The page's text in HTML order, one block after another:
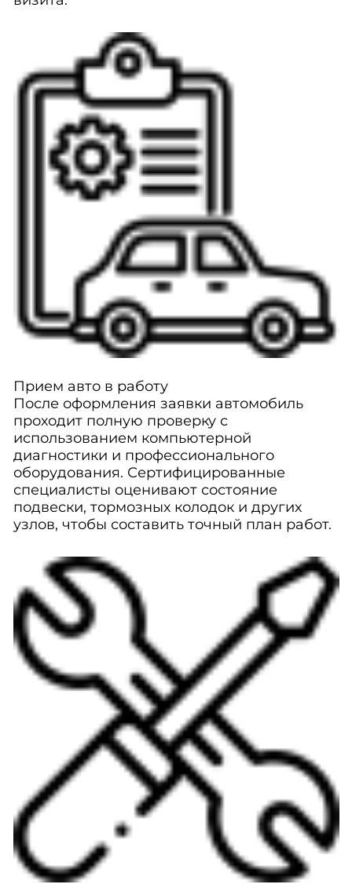
Прием авто в работу
После оформления заявки автомобиль
проходит полную проверку с
использованием компьютерной
диагностики и профессионального
оборудования. Сертифицированные
специалисты оценивают состояние
подвески, тормозных колодок и других
узлов, чтобы составить точный план работ.